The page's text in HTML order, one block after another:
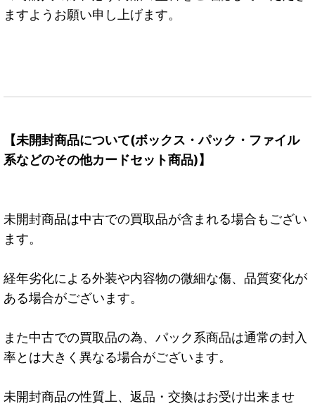
ますようお願い申し上げます。
【未開封商品について(ボックス・パック・ファイル
系などのその他カードセット商品)】
未開封商品は中古での買取品が含まれる場合もござい
ます。
経年劣化による外装や内容物の微細な傷、品質変化が
ある場合がございます。
また中古での買取品の為、パック系商品は通常の封入
率とは大きく異なる場合がございます。
未開封商品の性質上、返品・交換はお受け出来ませ